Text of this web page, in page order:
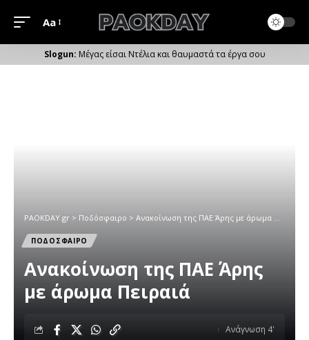
Μέγεθος
Γραμματοσειράς
Aa
Μέγας είσαι Ντέλια και θαυμαστά τα έργα σου
PAOKDAY.gr > Ποδόσφαιρο > Ανακοίνωση της ΠΑΕ Άρης με άρωμα Πειραιά
ΠΟΔΟΣΦΑΙΡΟ
Ανακοίνωση της ΠΑΕ Άρης
με άρωμα Πειραιά
Ανάγνωση 4'